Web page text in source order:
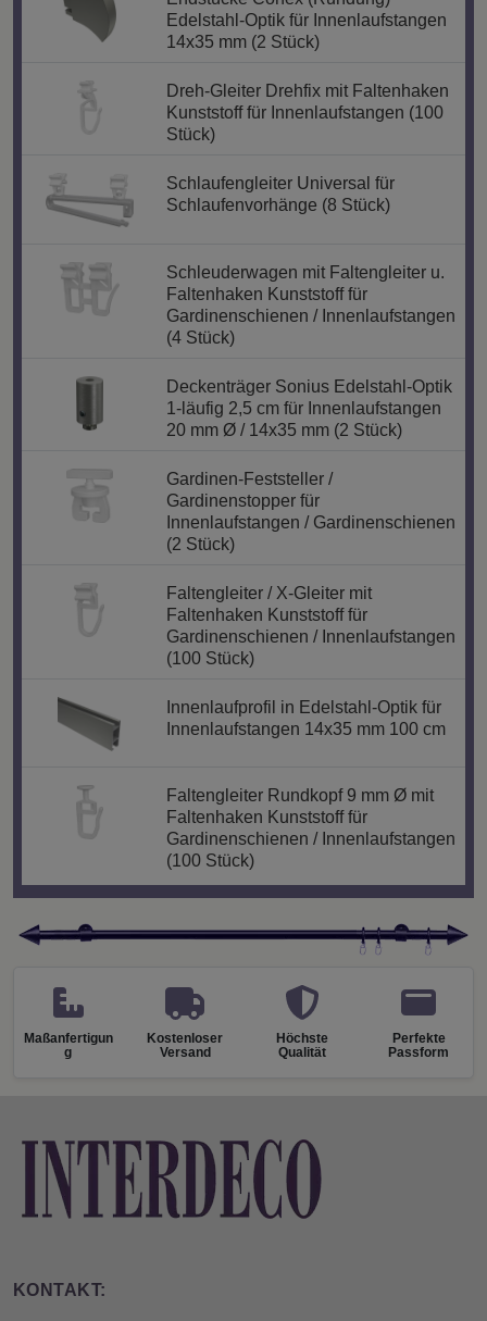
Edelstahl-Optik für Innenlaufstangen
14x35 mm (2 Stück)
Dreh-Gleiter Drehfix mit Faltenhaken
Kunststoff für Innenlaufstangen (100
Stück)
Schlaufengleiter Universal für
Schlaufenvorhänge (8 Stück)
Schleuderwagen mit Faltengleiter u.
Faltenhaken Kunststoff für
Gardinenschienen / Innenlaufstangen
(4 Stück)
Deckenträger Sonius Edelstahl-Optik
1-läufig 2,5 cm für Innenlaufstangen
20 mm Ø / 14x35 mm (2 Stück)
Gardinen-Feststeller /
Gardinenstopper für
Innenlaufstangen / Gardinenschienen
(2 Stück)
Faltengleiter / X-Gleiter mit
Faltenhaken Kunststoff für
Gardinenschienen / Innenlaufstangen
(100 Stück)
Innenlaufprofil in Edelstahl-Optik für
Innenlaufstangen 14x35 mm 100 cm
Faltengleiter Rundkopf 9 mm Ø mit
Faltenhaken Kunststoff für
Gardinenschienen / Innenlaufstangen
(100 Stück)
Maßanfertigun
g
Kostenloser
Versand
Höchste
Qualität
Perfekte
Passform
KONTAKT: